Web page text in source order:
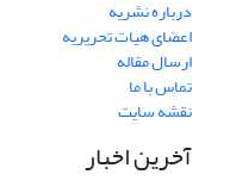
درباره نشریه
اعضای هیات تحریریه
ارسال مقاله
تماس با ما
نقشه سایت
آخرین اخبار